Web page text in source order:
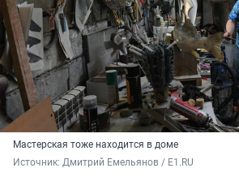
Мастерская тоже находится в доме
Источник: Дмитрий Емельянов / E1.RU